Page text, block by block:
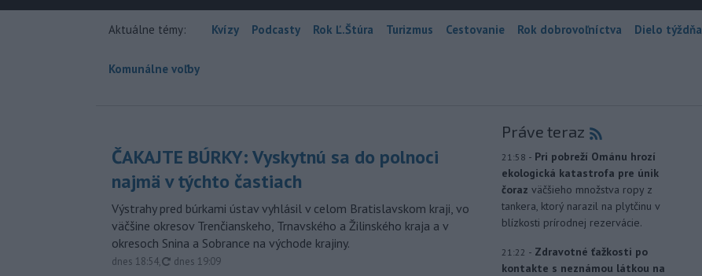
Aktuálne témy: Kvízy Podcasty Rok Ľ.Štúra Turizmus Cestovanie Rok dobrovoľníctva Dielo týždňa
Komunálne voľby
ČAKAJTE BÚRKY: Vyskytnú sa do polnoci
najmä v týchto častiach
Výstrahy pred búrkami ústav vyhlásil v celom Bratislavskom kraji, vo
väčšine okresov Trenčianskeho, Trnavského a Žilinského kraja a v
okresoch Snina a Sobrance na východe krajiny.
dnes 18:54, aktualizované
dnes 19:09
Práve teraz
21:58 - Pri pobreží Ománu hrozí
ekologická katastrofa pre únik
čoraz väčšieho množstva ropy z
tankera, ktorý narazil na plytčinu v
blízkosti prírodnej rezervácie.
21:22 - Zdravotné ťažkosti po
kontakte s neznámou látkou na